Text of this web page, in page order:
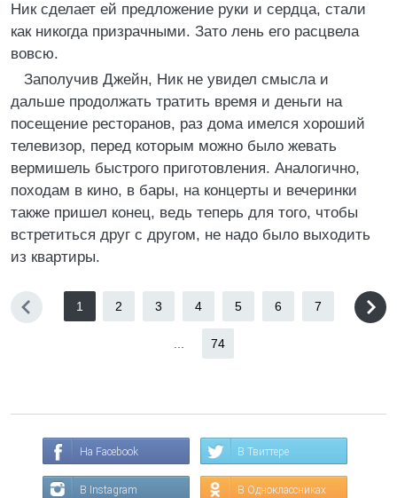
Ник сделает ей предложение руки и сердца, стали
как никогда призрачными. Зато лень его расцвела
вовсю.
Заполучив Джейн, Ник не увидел смысла и
дальше продолжать тратить время и деньги на
посещение ресторанов, раз дома имелся хороший
телевизор, перед которым можно было жевать
вермишель быстрого приготовления. Аналогично,
походам в кино, в бары, на концерты и вечеринки
также пришел конец, ведь теперь для того, чтобы
встретиться друг с другом, не надо было выходить
из квартиры.
1 2 3 4 5 6 7
74
На Facebook В Твиттере
В Instagram В Одноклассниках